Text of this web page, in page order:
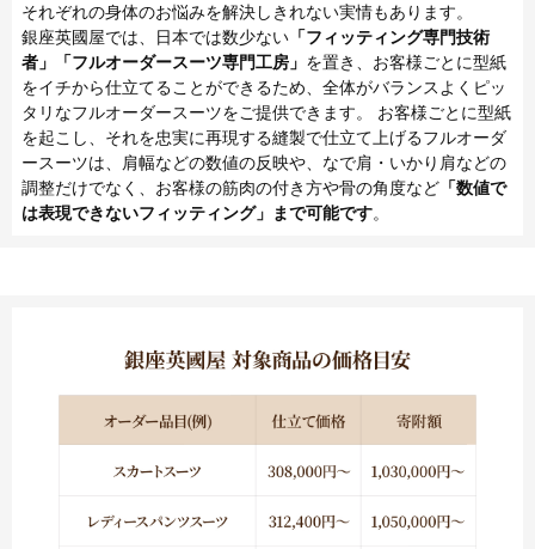
それぞれの身体のお悩みを解決しきれない実情もあります。
銀座英國屋では、日本では数少ない 「フィッティング専門技術
者」「フルオーダースーツ専門工房」 を置き、お客様ごとに型紙
をイチから仕立てることができるため、全体がバランスよくピッ
タリなフルオーダースーツをご提供できます。 お客様ごとに型紙
を起こし、それを忠実に再現する縫製で仕立て上げるフルオーダ
ースーツは、肩幅などの数値の反映や、なで肩・いかり肩などの
調整だけでなく、お客様の筋肉の付き方や骨の角度など 「数値で
は表現できないフィッティング」まで可能です。